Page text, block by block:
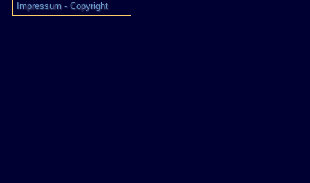
Impressum - Copyright